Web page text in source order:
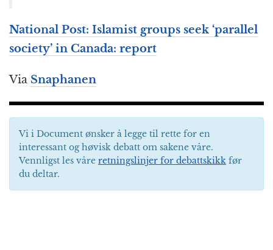
National Post: Islamist groups seek ‘parallel
society’ in Canada: report
Via Snaphanen
Vi i Document ønsker å legge til rette for en
interessant og høvisk debatt om sakene våre.
Vennligst les våre retningslinjer for debattskikk før
du deltar.